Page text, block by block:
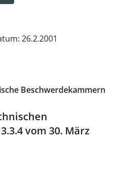
: 26.2.2001
Beschwerdekammern
vom 30. März